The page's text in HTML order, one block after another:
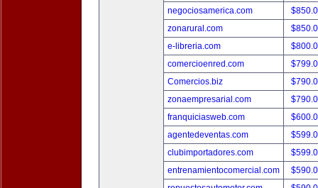
negociosamerica.com
zonarural.com
e-libreria.com
comercioenred.com
Comercios.biz
zonaempresarial.com
franquiciasweb.com
agentedeventas.com
clubimportadores.com
entrenamientocomercial.com